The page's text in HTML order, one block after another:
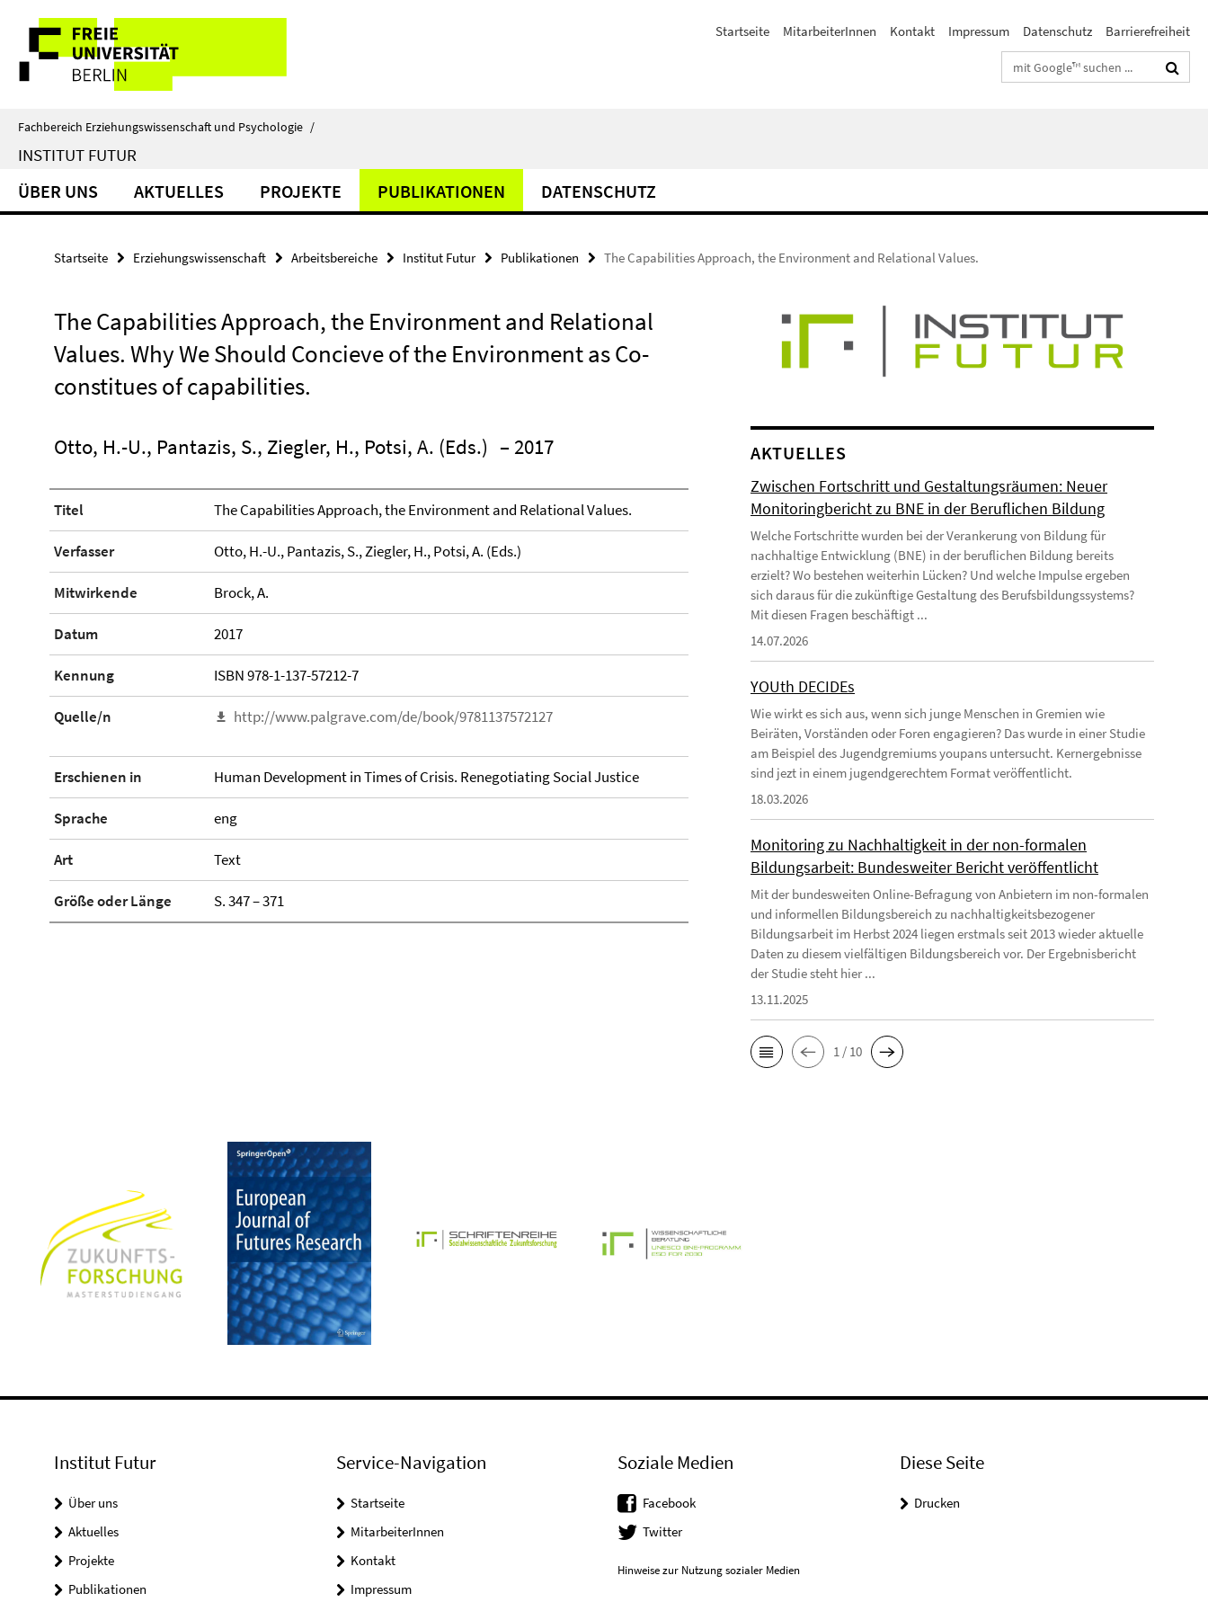
direkt
Inhalt
Service-
Navigation
Startseite MitarbeiterInnen Kontakt Impressum Datenschutz
Barrierefreiheit
Suchbegriffe
Fachbereich Erziehungswissenschaft und Psychologie /
INSTITUT FUTUR
ÜBER UNS AKTUELLES PROJEKTE PUBLIKATIONEN DATENSCHUTZ
Startseite Erziehungswissenschaft Arbeitsbereiche Institut Futur Publikationen The Capabilities Approach, the Environment and Relational Values.
The Capabilities Approach, the Environment and Relational
Values. Why We Should Concieve of the Environment as Co-
constitues of capabilities.
Otto, H.-U., Pantazis, S., Ziegler, H., Potsi, A. (Eds.) – 2017
Titel The Capabilities Approach, the Environment and Relational Values.
Verfasser Otto, H.-U., Pantazis, S., Ziegler, H., Potsi, A. (Eds.)
Mitwirkende Brock, A.
Datum 2017
Kennung ISBN 978-1-137-57212-7
Quelle/n http://www.palgrave.com/de/book/9781137572127
Erschienen in Human Development in Times of Crisis. Renegotiating Social Justice
Sprache eng
Art Text
Größe oder Länge S. 347 – 371
AKTUELLES
Zwischen Fortschritt und Gestaltungsräumen: Neuer
Monitoringbericht zu BNE in der Beruflichen Bildung
Welche Fortschritte wurden bei der Verankerung von Bildung für
nachhaltige Entwicklung (BNE) in der beruflichen Bildung bereits
erzielt? Wo bestehen weiterhin Lücken? Und welche Impulse ergeben
sich daraus für die zukünftige Gestaltung des Berufsbildungssystems?
Mit diesen Fragen beschäftigt ...
14.07.2026
YOUth DECIDEs
Wie wirkt es sich aus, wenn sich junge Menschen in Gremien wie
Beiräten, Vorständen oder Foren engagieren? Das wurde in einer Studie
am Beispiel des Jugendgremiums youpans untersucht. Kernergebnisse
sind jezt in einem jugendgerechtem Format veröffentlicht.
18.03.2026
Monitoring zu Nachhaltigkeit in der non-formalen
Bildungsarbeit: Bundesweiter Bericht veröffentlicht
Mit der bundesweiten Online-Befragung von Anbietern im non-formalen
und informellen Bildungsbereich zu nachhaltigkeitsbezogener
Bildungsarbeit im Herbst 2024 liegen erstmals seit 2013 wieder aktuelle
Daten zu diesem vielfältigen Bildungsbereich vor. Der Ergebnisbericht
der Studie steht hier ...
13.11.2025
1 / 10
Institut Futur
Über uns
Aktuelles
Projekte
Publikationen
Service-Navigation
Startseite
MitarbeiterInnen
Kontakt
Impressum
Soziale Medien
Facebook
Twitter
Hinweise zur Nutzung sozialer Medien
Diese Seite
Drucken